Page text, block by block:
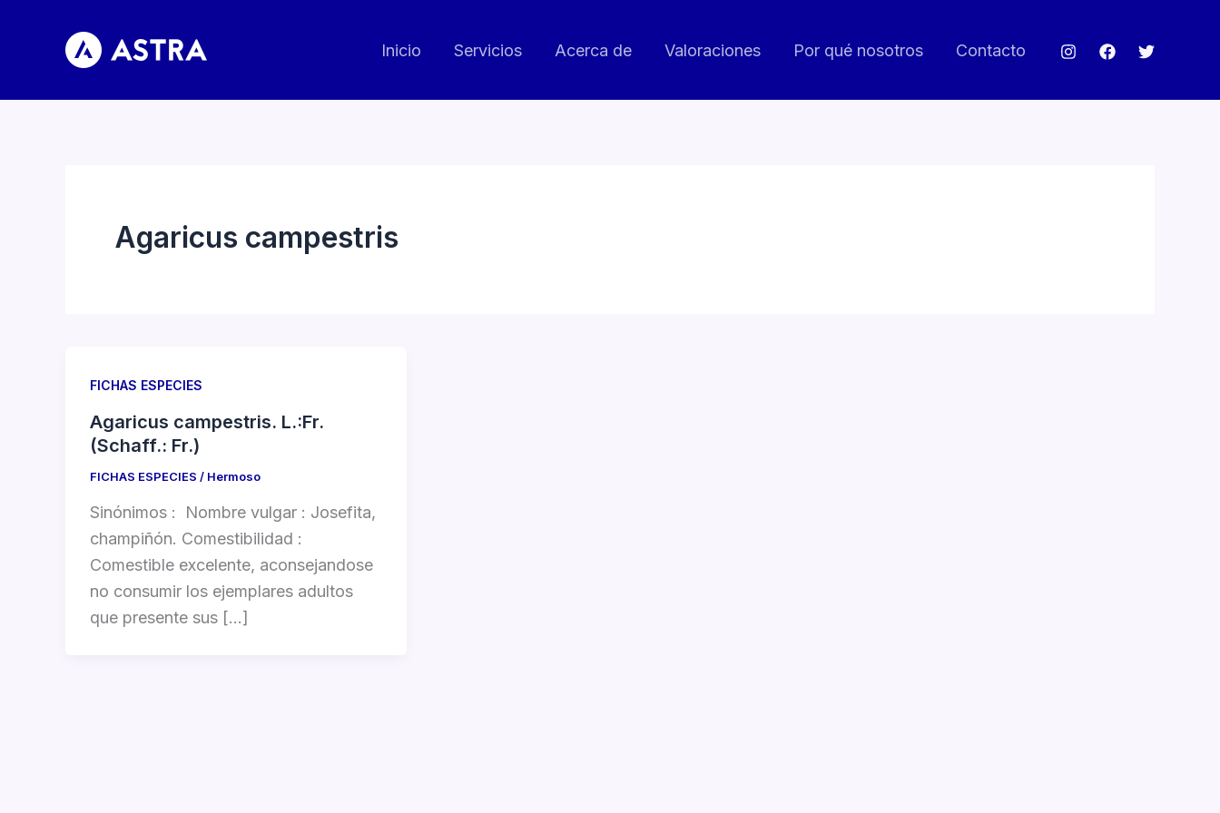
contenido
Inicio Servicios Acerca de Valoraciones Por qué nosotros Contacto
Agaricus campestris
FICHAS ESPECIES
Agaricus campestris. L.:Fr.
(Schaff.: Fr.)
FICHAS ESPECIES / Hermoso
Sinónimos : Nombre vulgar : Josefita,
champiñón. Comestibilidad :
Comestible excelente, aconsejandose
no consumir los ejemplares adultos
que presente sus […]